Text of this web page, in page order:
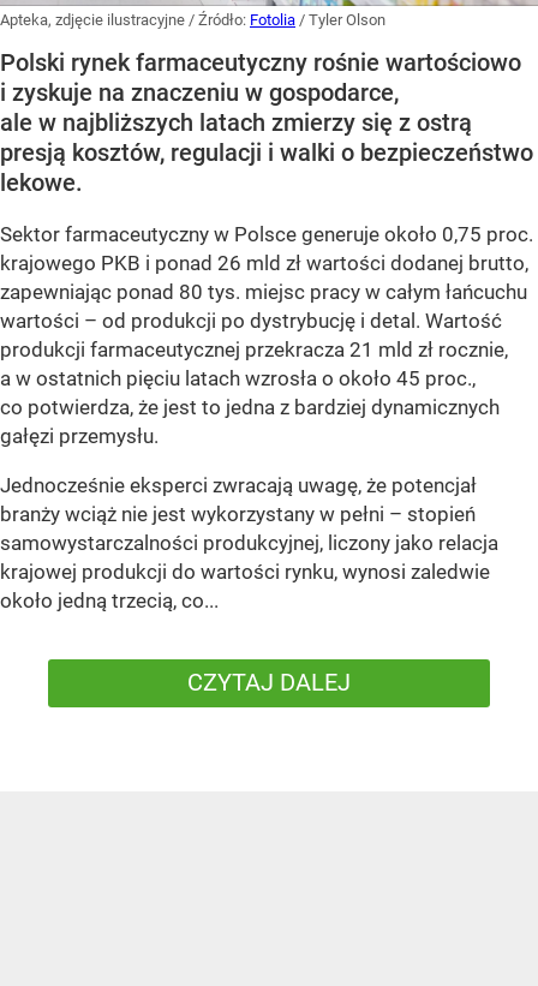
Apteka, zdjęcie ilustracyjne / Źródło: Fotolia / Tyler Olson
Polski rynek farmaceutyczny rośnie wartościowo
i zyskuje na znaczeniu w gospodarce,
ale w najbliższych latach zmierzy się z ostrą
presją kosztów, regulacji i walki o bezpieczeństwo
lekowe.
Sektor farmaceutyczny w Polsce generuje około 0,75 proc.
krajowego PKB i ponad 26 mld zł wartości dodanej brutto,
zapewniając ponad 80 tys. miejsc pracy w całym łańcuchu
wartości – od produkcji po dystrybucję i detal. Wartość
produkcji farmaceutycznej przekracza 21 mld zł rocznie,
a w ostatnich pięciu latach wzrosła o około 45 proc.,
co potwierdza, że jest to jedna z bardziej dynamicznych
gałęzi przemysłu.
Jednocześnie eksperci zwracają uwagę, że potencjał
branży wciąż nie jest wykorzystany w pełni – stopień
samowystarczalności produkcyjnej, liczony jako relacja
krajowej produkcji do wartości rynku, wynosi zaledwie
około jedną trzecią, co...
CZYTAJ DALEJ